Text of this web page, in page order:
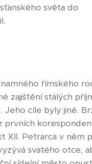
světa do
římského
zajištění stálých
Jeho cíle byly jiné.
prvních
XII. Petrarca v něm
svatého otce,